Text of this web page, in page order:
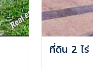
ที่ดิน 2 ไ